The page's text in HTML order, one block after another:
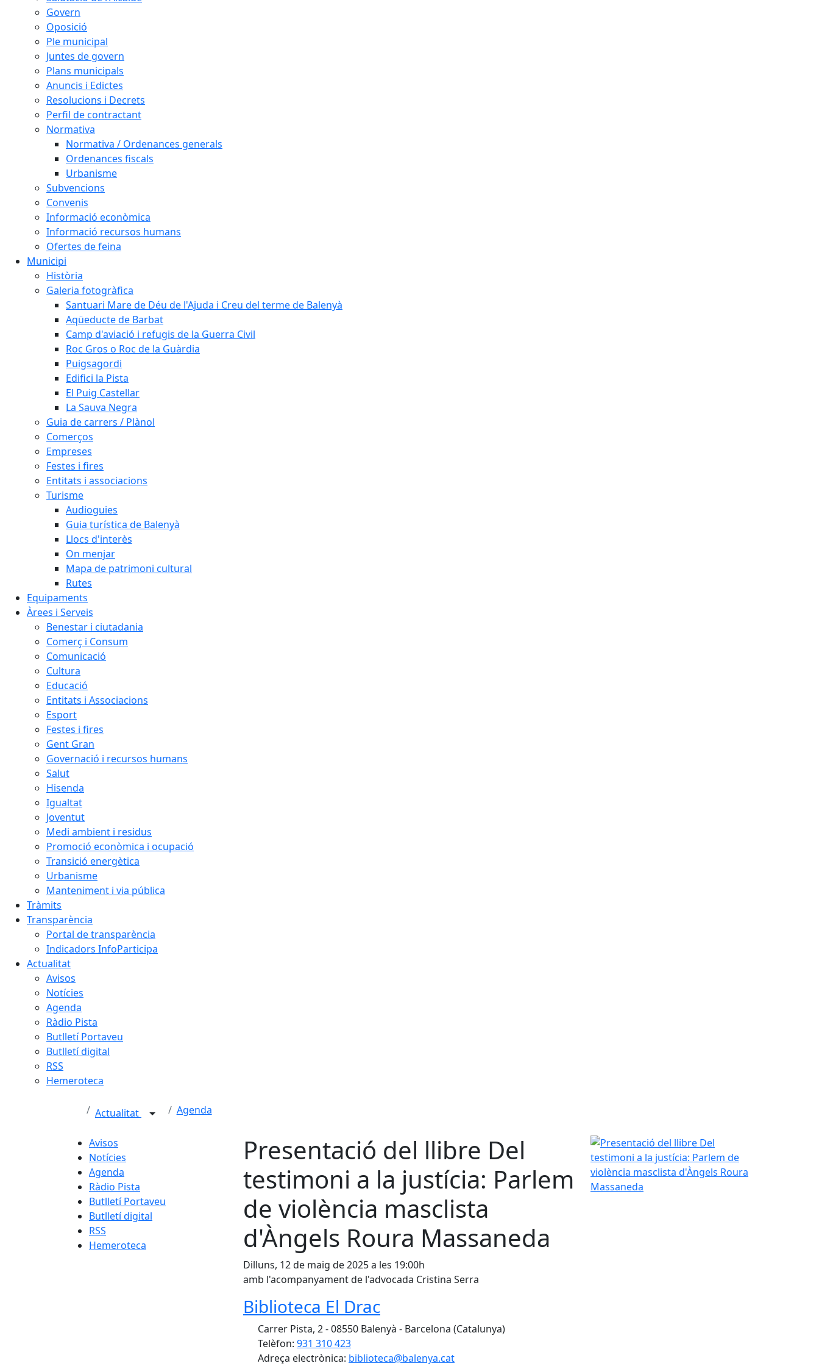
Govern
Oposició
Ple municipal
Juntes de govern
Plans municipals
Anuncis i Edictes
Resolucions i Decrets
Perfil de contractant
Normativa
Normativa / Ordenances generals
Ordenances fiscals
Urbanisme
Subvencions
Convenis
Informació econòmica
Informació recursos humans
Ofertes de feina
Municipi
Història
Galeria fotogràfica
Santuari Mare de Déu de l'Ajuda i Creu del terme de Balenyà
Aqüeducte de Barbat
Camp d'aviació i refugis de la Guerra Civil
Roc Gros o Roc de la Guàrdia
Puigsagordi
Edifici la Pista
El Puig Castellar
La Sauva Negra
Guia de carrers / Plànol
Comerços
Empreses
Festes i fires
Entitats i associacions
Turisme
Audioguies
Guia turística de Balenyà
Llocs d'interès
On menjar
Mapa de patrimoni cultural
Rutes
Equipaments
Àrees i Serveis
Benestar i ciutadania
Comerç i Consum
Comunicació
Cultura
Educació
Entitats i Associacions
Esport
Festes i fires
Gent Gran
Governació i recursos humans
Salut
Hisenda
Igualtat
Joventut
Medi ambient i residus
Promoció econòmica i ocupació
Transició energètica
Urbanisme
Manteniment i via pública
Tràmits
Transparència
Portal de transparència
Indicadors InfoParticipa
Actualitat
Avisos
Notícies
Agenda
Ràdio Pista
Butlletí Portaveu
Butlletí digital
RSS
Hemeroteca
Actualitat Agenda
Avisos
Notícies
Agenda
Ràdio Pista
Butlletí Portaveu
Butlletí digital
RSS
Hemeroteca
Presentació del llibre Del
testimoni a la justícia: Parlem
de violència masclista
d'Àngels Roura Massaneda
Dilluns, 12 de maig de 2025 a les 19:00h
amb l'acompanyament de l'advocada Cristina Serra
Biblioteca El Drac
Carrer Pista, 2 - 08550 Balenyà - Barcelona (Catalunya)
Telèfon: 931 310 423
Adreça electrònica: biblioteca@balenya.cat
Presentació del llibre Del testimoni a la justícia: